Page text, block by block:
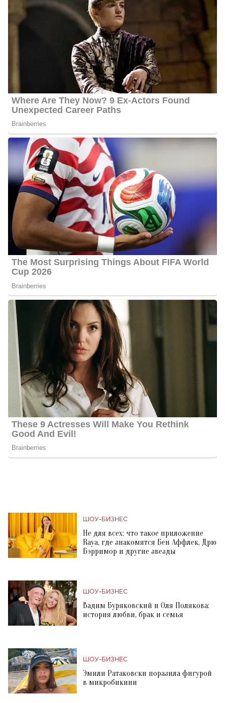
ШОУ-БИЗНЕС
Не для всех: что такое приложение
Raya, где знакомятся Бен Аффлек, Дрю
Бэрримор и другие звезды
ШОУ-БИЗНЕС
Вадим Буряковский и Оля Полякова:
история любви, брак и семья
ШОУ-БИЗНЕС
Эмили Ратаковски поразила фигурой
в микробикини